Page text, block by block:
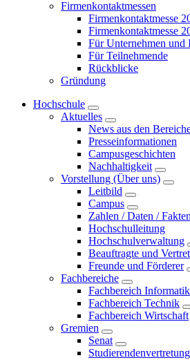
Firmenkontaktmessen
Firmenkontaktmesse
Firmenkontaktmesse
Für Unternehmen und
Für Teilnehmende
Rückblicke
Gründung
Hochschule
Aktuelles
News aus den
Presseinformationen
Campusgeschichten
Nachhaltigkeit
Vorstellung (Über uns)
Leitbild
Campus
Zahlen / Daten / Fakten
Hochschulleitung
Hochschulverwaltung
Beauftragte und
Freunde und Förderer
Fachbereiche
Fachbereich
Fachbereich Technik
Fachbereich Wirtschaft
Gremien
Senat
Studierendenvertretung